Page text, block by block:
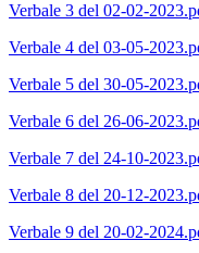
Verbale 3 del 02-02-
Verbale 4 del 03-05-
Verbale 5 del 30-05-
Verbale 6 del 26-06-
Verbale 7 del 24-10-
Verbale 8 del 20-12-
Verbale 9 del 20-02-